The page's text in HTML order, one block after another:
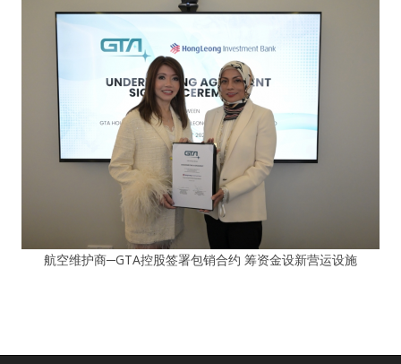
航空维护商─GTA控股签署包销合约 筹资金设新营运设施